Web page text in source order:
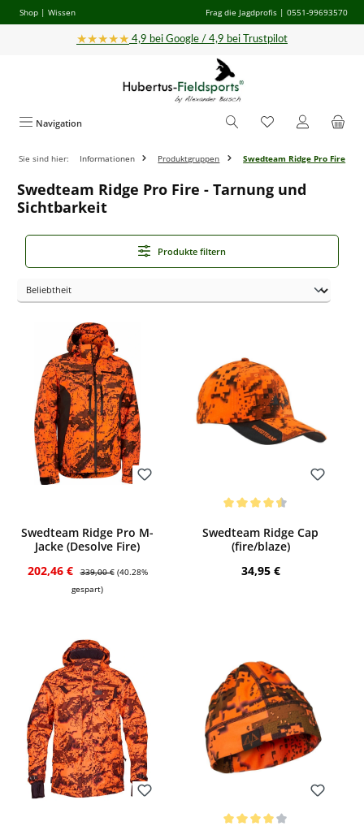
Zum Hauptinhalt springen
Shop | Wissen Frag die Jagdprofis | 0551-99693570
★★★★★ 4,9 bei Google / 4,9 bei Trustpilot
Navigation
Sie sind hier: Informationen Produktgruppen Swedteam Ridge Pro Fire
Swedteam Ridge Pro Fire - Tarnung und
Sichtbarkeit
Produkte filtern
Swedteam Ridge Pro M-
Jacke (Desolve Fire)
Verkaufspreis:
202,46 € Regulärer Preis:
339,00 € (40.28%
gespart)
Bewerten
Swedteam Ridge Cap
(fire/blaze)
Regulärer Preis:
34,95 €
Bewerten